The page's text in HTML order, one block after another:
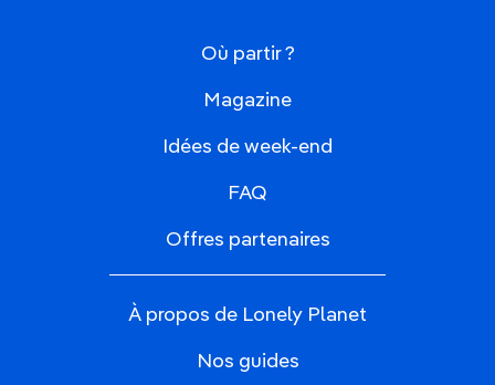
Où partir ?
Magazine
Idées de week-end
FAQ
Offres partenaires
À propos de Lonely Planet
Nos guides